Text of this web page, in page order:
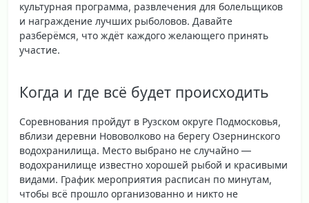
культурная программа, развлечения для болельщиков
и награждение лучших рыболовов. Давайте
разберёмся, что ждёт каждого желающего принять
участие.
Когда и где всё будет происходить
Соревнования пройдут в Рузском округе Подмосковья,
вблизи деревни Нововолково на берегу Озернинского
водохранилища. Место выбрано не случайно —
водохранилище известно хорошей рыбой и красивыми
видами. График мероприятия расписан по минутам,
чтобы всё прошло организованно и никто не